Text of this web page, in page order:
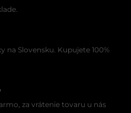
na Slovensku. Kupujete 100%
za vrátenie tovaru u nás